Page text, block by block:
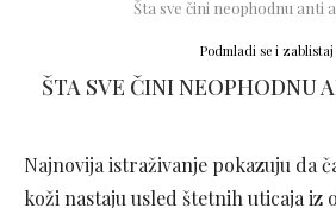
Šta sve čini neophodnu anti
Podmladi se i zablistaj
ŠTA SVE ČINI NEOPHODNU
Najnovija istraživanje pokazuju da
koži nastaju usled štetnih uticaja iz